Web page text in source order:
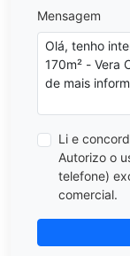
Mensagem
Li e
Autorizo o
telefone)
comercial.